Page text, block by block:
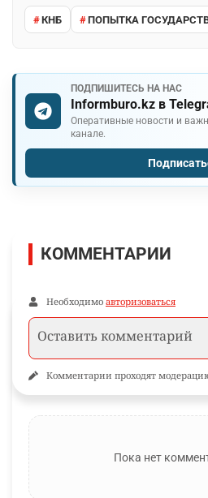
КНБ ПОПЫТКА
ПОДПИШИТЕСЬ НА НАС
Informburo.kz в
Оперативные новости и
канале.
КОММЕНТАРИИ
Необходимо авторизоваться
Комментарии проходят
Пока нет